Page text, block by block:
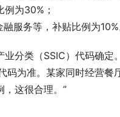
为30%；
服务等，补贴比例为10%
分类（SSIC）代码确
码为准。某家同时经营餐
，这很合理。”